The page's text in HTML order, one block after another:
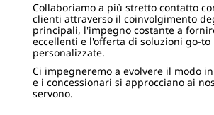
Collaboriamo a più stretto contatto
clienti attraverso il coinvolgimento
principali, l'impegno costante a
eccellenti e l'offerta di soluzioni go-to
personalizzate.
Ci impegneremo a evolvere il modo
e i concessionari si approcciano ai
servono.